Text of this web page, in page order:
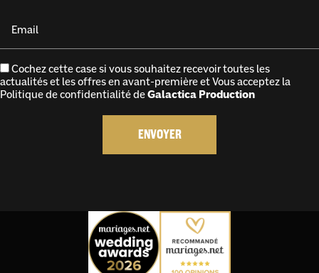
Email
Cochez cette case si vous souhaitez recevoir toutes les
actualités et les offres en avant-première et Vous acceptez la
Politique de confidentialitédeGalactica Production